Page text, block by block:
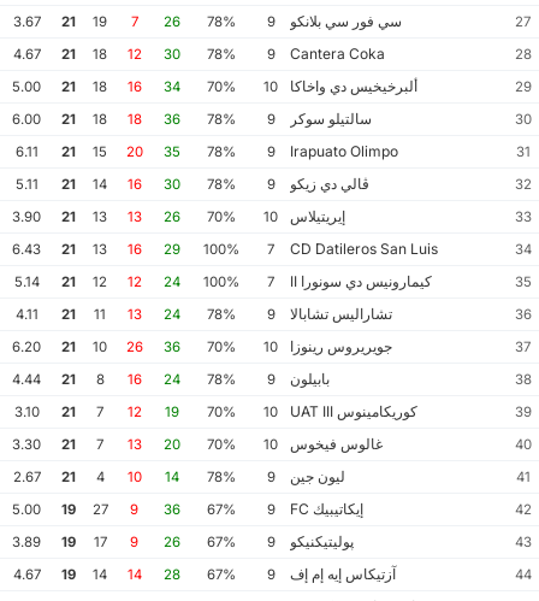
27
سي فور سي بلانكو 9
78%
26
7
19
21
3.67
28
9
78%
30
12
18
21
4.67
29
ألبرخيخيس دي واخاكا 10
70%
34
16
18
21
5.00
30
سالتيلو سوكر 9
78%
36
18
18
21
6.00
31
9
78%
35
20
15
21
6.11
32
ڤالي دي زيكو 9
78%
30
16
14
21
5.11
33
إيريتيلاس 10
70%
26
13
13
21
3.90
34
7
100%
29
16
13
21
6.43
35
كيمارونيس دي سونورا II 7
100%
24
12
12
21
5.14
36
تشاراليس تشابالا 9
78%
24
13
11
21
4.11
37
جويريروس رينوزا 10
70%
36
26
10
21
6.20
38
بابيلون 9
78%
24
16
8
21
4.44
39
كوريكامينوس UAT III 10
70%
19
12
7
21
3.10
40
غالوس فيخوس 10
70%
20
13
7
21
3.30
41
ليون جين 9
78%
14
10
4
21
2.67
42
إيكاتيبيك FC 9
67%
36
9
27
19
5.00
43
پوليتيكنيكو 9
67%
26
9
17
19
3.89
44
آزتيكاس إيه إم إف 9
67%
28
14
14
19
4.67